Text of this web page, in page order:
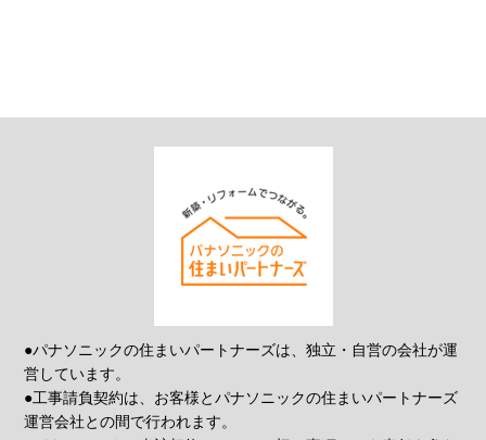
●パナソニックの住まいパートナーズは、独立・自営の会社が運
営しています。
●工事請負契約は、お客様とパナソニックの住まいパートナーズ
運営会社との間で行われます。